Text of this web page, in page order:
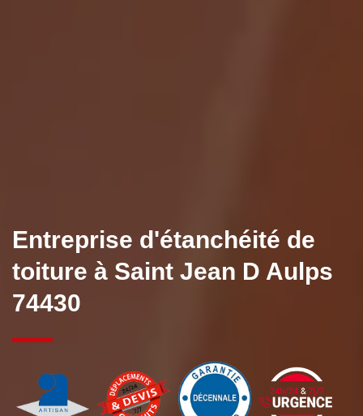
Entreprise d'étanchéité de
toiture à Saint Jean D Aulps
74430